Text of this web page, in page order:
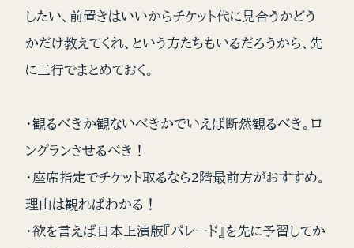
したい、前置きはいいからチケット代に見合うかどう
かだけ教えてくれ、という方たちもいるだろうから、先
に三行でまとめておく。
・観るべきか観ないべきかでいえば断然観るべき。ロ
ングランさせるべき！
・座席指定でチケット取るなら2階最前方がおすすめ。
理由は観ればわかる！
・欲を言えば日本上演版『パレード』を先に予習してか